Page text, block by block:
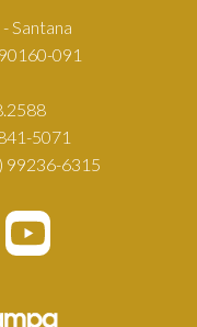
Santana
091
5071
99236-6315